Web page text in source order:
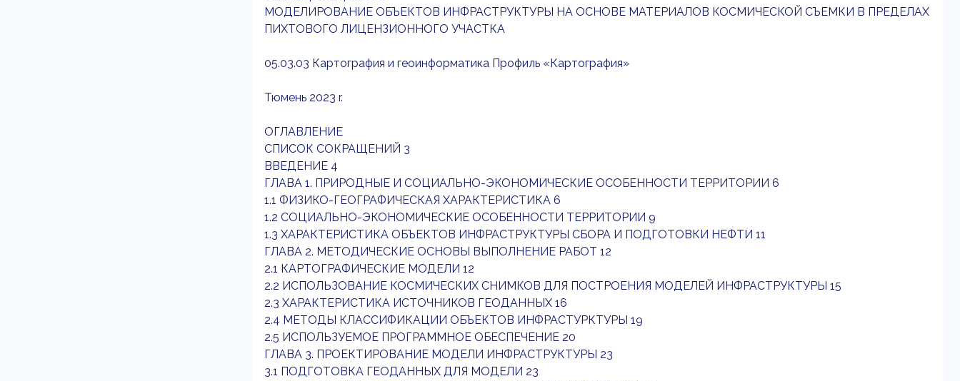
МОДЕЛИРОВАНИЕ ОБЪЕКТОВ ИНФРАСТРУКТУРЫ НА ОСНОВЕ МАТЕРИАЛОВ КОСМИЧЕСКОЙ СЪЕМКИ В ПРЕДЕЛАХ
ПИХТОВОГО ЛИЦЕНЗИОННОГО УЧАСТКА
05.03.03 Картография и геоинформатика Профиль «Картография»
Тюмень 2023 r.
ОГЛАВЛЕНИЕ
СПИСОК СОКРАЩЕНИЙ 3
ВВЕДЕНИЕ 4
ГЛАВА 1. ПРИРОДНЫЕ И СОЦИАЛЬНО-ЭКОНОМИЧЕСКИЕ ОСОБЕННОСТИ ТЕРРИТОРИИ 6
1.1 ФИЗИКО-ГЕОГРАФИЧЕСКАЯ ХАРАКТЕРИСТИКА 6
1.2 СОЦИАЛЬНО-ЭКОНОМИЧЕСКИЕ ОСОБЕННОСТИ ТЕРРИТОРИИ 9
1.3 ХАРАКТЕРИСТИКА ОБЪЕКТОВ ИНФРАСТРУКТУРЫ СБОРА И ПОДГОТОВКИ НЕФТИ 11
ГЛАВА 2. МЕТОДИЧЕСКИЕ ОСНОВЫ ВЫПОЛНЕНИЕ РАБОТ 12
2.1 КАРТОГРАФИЧЕСКИЕ МОДЕЛИ 12
2.2 ИСПОЛЬЗОВАНИЕ КОСМИЧЕСКИХ СНИМКОВ ДЛЯ ПОСТРОЕНИЯ МОДЕЛЕЙ ИНФРАСТРУКТУРЫ 15
2.3 ХАРАКТЕРИСТИКА ИСТОЧНИКОВ ГЕОДАННЫХ 16
2.4 МЕТОДЫ КЛАССИФИКАЦИИ ОБЪЕКТОВ ИНФРАСТУРКТУРЫ 19
2.5 ИСПОЛЬЗУЕМОЕ ПРОГРАММНОЕ ОБЕСПЕЧЕНИЕ 20
ГЛАВА 3. ПРОЕКТИРОВАНИЕ МОДЕЛИ ИНФРАСТРУКТУРЫ 23
3.1 ПОДГОТОВКА ГЕОДАННЫХ ДЛЯ МОДЕЛИ 23